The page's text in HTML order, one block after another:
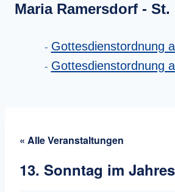
Maria Ramersdorf - St.
Gottesdienstordnung
Gottesdienstordnung
« Alle Veranstaltungen
13. Sonntag im